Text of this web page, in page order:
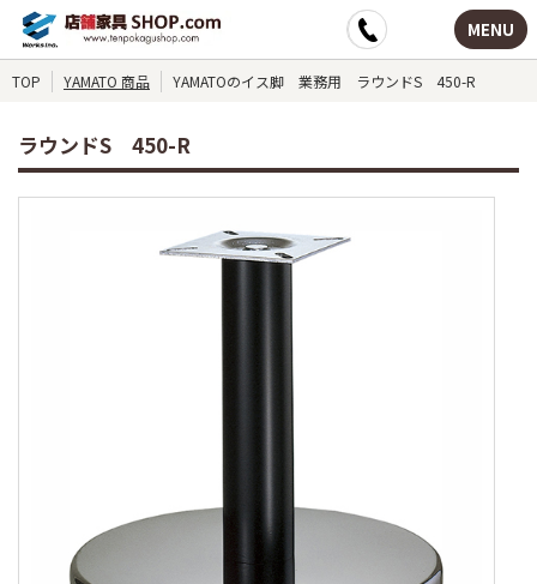
MENU
TOP YAMATO 商品 YAMATOのイス脚 業務用 ラウンドS 450-R
ラウンドS 450-R